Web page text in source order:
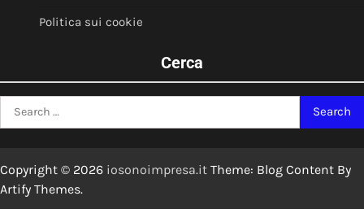
Politica sui cookie
Cerca
Copyright © 2026 iosonoimpresa.it Theme: Blog Content By
Artify Themes.